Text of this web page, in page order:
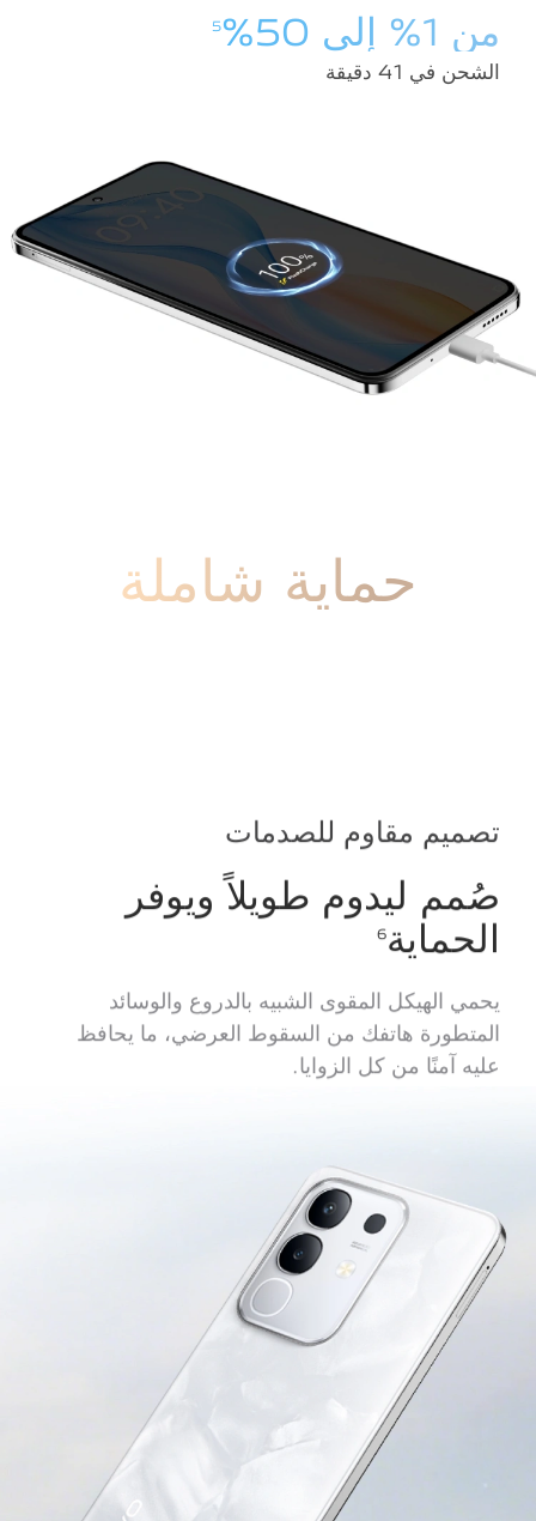
من 1% إلى 50% 5
الشحن في 41 دقيقة
حماية شاملة
تصميم مقاوم للصدمات
صُمم ليدوم طويلاً ويوفر
الحماية6
يحمي الهيكل المقوى الشبيه بالدروع والوسائد
المتطورة هاتفك من السقوط العرضي، ما يحافظ
عليه آمنًا من كل الزوايا.